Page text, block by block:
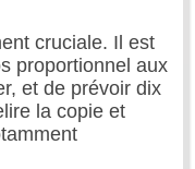
cruciale. Il est
proportionnel aux
et de prévoir dix
la copie et